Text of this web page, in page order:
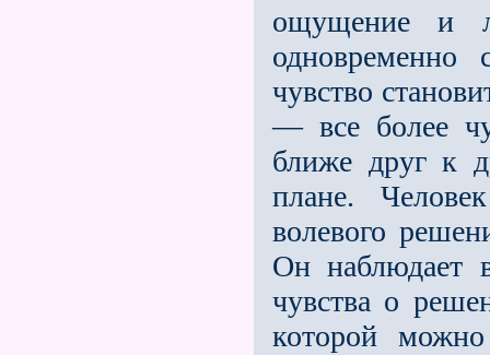
ощущение и
чувство
— все более
ближе друг к
плане.
волевого
Он наблюдает
чувства о
которой